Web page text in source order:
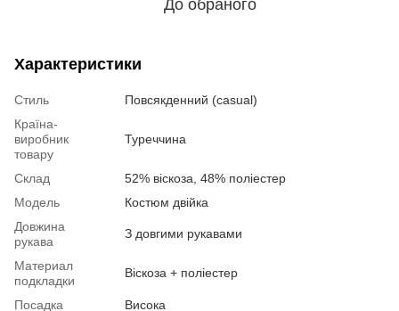
До обраного
Характеристики
Стиль
Повсякденний (casual)
Країна-
виробник
товару
Туреччина
Склад
52% віскоза, 48% поліестер
Модель
Костюм двійка
Довжина
рукава
З довгими рукавами
Материал
подкладки
Віскоза + поліестер
Посадка
Висока